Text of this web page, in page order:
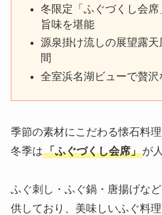
冬限定「ふぐづくし会
旨味を堪能
源泉掛け流しの展望露
間
全室浜名湖ビューで贅沢
季節の素材にこだわる懐石料
冬季は「ふぐづくし会席」が
ふぐ刺し・ふぐ鍋・唐揚げな
供しており、美味しいふぐ料理